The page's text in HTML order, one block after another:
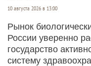
10 августа 2026 в 13:00
Рынок
России уверенно
государство
систему